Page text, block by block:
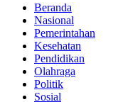
Beranda
Nasional
Pemerintahan
Kesehatan
Pendidikan
Olahraga
Politik
Sosial